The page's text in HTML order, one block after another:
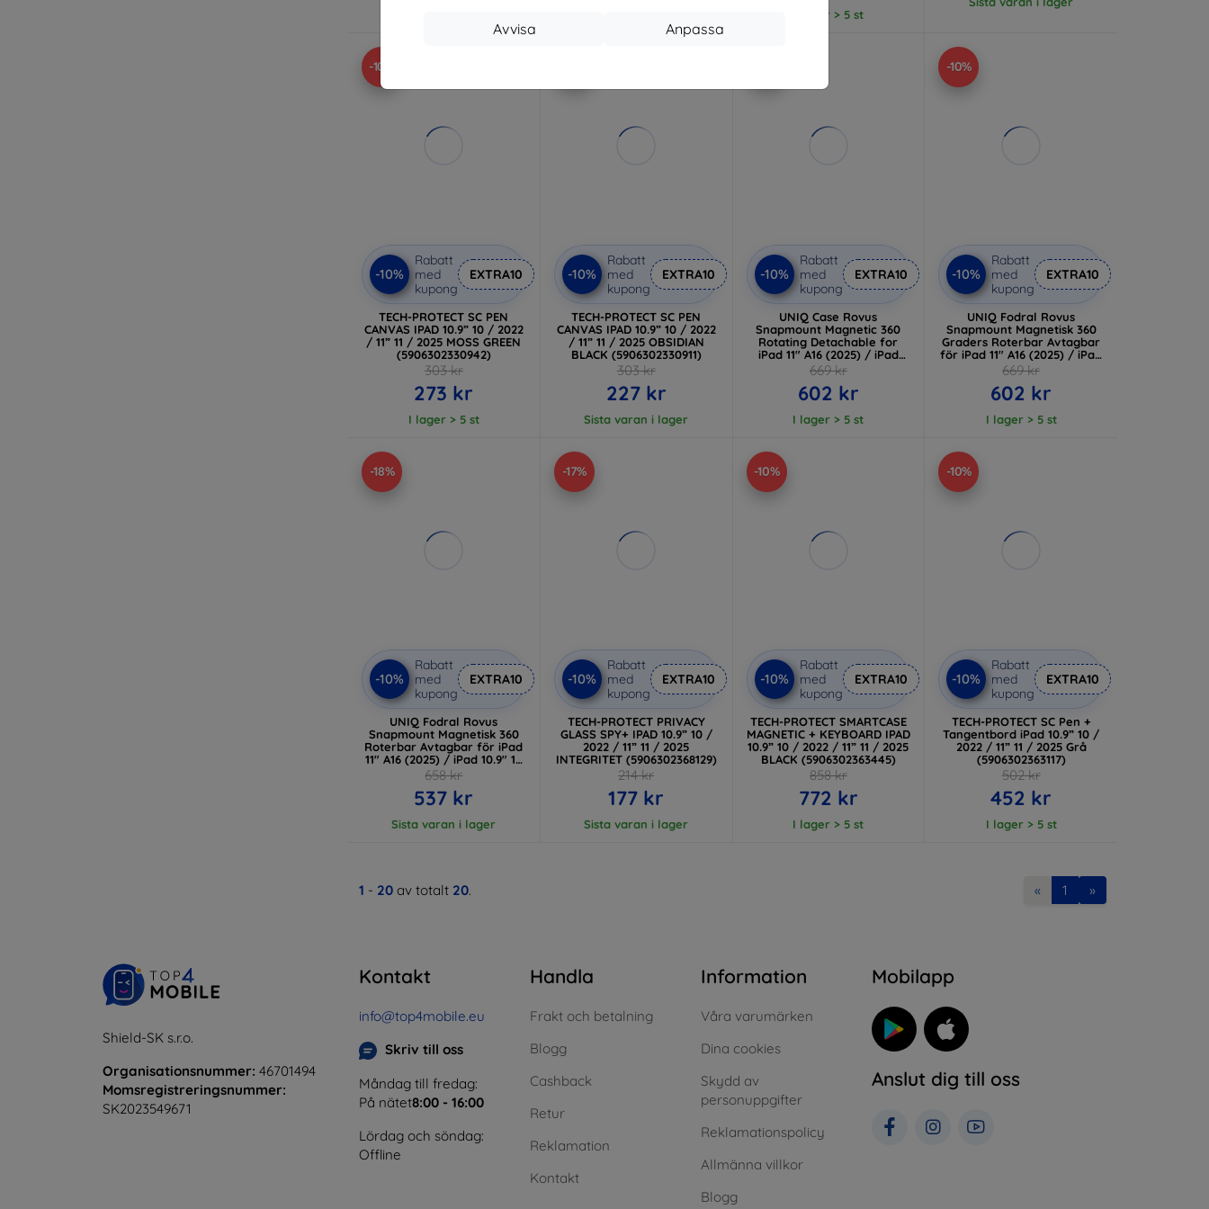
Anpassa
Avvisa
I lager > 5 st
-10%
-10%
Rabatt
med
kupong
EXTRA10
TECH-PROTECT SC PEN
CANVAS IPAD 10.9” 10 / 2022
/ 11” 11 / 2025 MOSS GREEN
(5906302330942)
303 kr
273 kr
I lager > 5 st
-10%
Rabatt
med
kupong
EXTRA10
TECH-PROTECT SC PEN
CANVAS IPAD 10.9” 10 / 2022
/ 11” 11 / 2025 OBSIDIAN
BLACK (5906302330911)
303 kr
227 kr
Sista varan i lager
-10%
Rabatt
med
kupong
EXTRA10
UNIQ Case Rovus
Snapmount Magnetic 360
Rotating Detachable for
iPad 11" A16 (2025) / iPad
10.9" 10 (UNIQ-PDP11G(A16)-
ROVSNFGRY)
669 kr
602 kr
I lager > 5 st
-10%
-10%
Rabatt
med
kupong
EXTRA10
UNIQ Fodral Rovus
Snapmount Magnetisk 360
Graders Roterbar Avtagbar
för iPad 11" A16 (2025) / iPad
10.9" 10 (UNIQ-PDP11G(A16)-
ROVSNNBU)
669 kr
602 kr
I lager > 5 st
-18%
-10%
Rabatt
med
kupong
EXTRA10
UNIQ Fodral Rovus
Snapmount Magnetisk 360
Roterbar Avtagbar för iPad
11" A16 (2025) / iPad 10.9" 10
(UNIQ-PDP11G(A16)-
ROVSNDBLK)
658 kr
537 kr
Sista varan i lager
-17%
-10%
Rabatt
med
kupong
EXTRA10
TECH-PROTECT PRIVACY
GLASS SPY+ IPAD 10.9” 10 /
2022 / 11” 11 / 2025
INTEGRITET (5906302368129)
214 kr
177 kr
Sista varan i lager
-10%
-10%
Rabatt
med
kupong
EXTRA10
TECH-PROTECT SMARTCASE
MAGNETIC + KEYBOARD IPAD
10.9” 10 / 2022 / 11” 11 / 2025
BLACK (5906302363445)
858 kr
772 kr
I lager > 5 st
-10%
-10%
Rabatt
med
kupong
EXTRA10
TECH-PROTECT SC Pen +
Tangentbord iPad 10.9” 10 /
2022 / 11” 11 / 2025 Grå
(5906302363117)
502 kr
452 kr
I lager > 5 st
1 - 20 av totalt 20. « 1 »
Shield-SK s.r.o.
Organisationsnummer: 46701494
Momsregistreringsnummer:
SK2023549671
Kontakt
info@top4mobile.eu
Skriv till oss
Måndag till fredag:
På nätet8:00 - 16:00
Lördag och söndag:
Offline
Handla
Frakt och betalning
Blogg
Cashback
Retur
Reklamation
Kontakt
Information
Våra varumärken
Dina cookies
Skydd av
personuppgifter
Reklamationspolicy
Allmänna villkor
Blogg
Mobilapp
Anslut dig till oss